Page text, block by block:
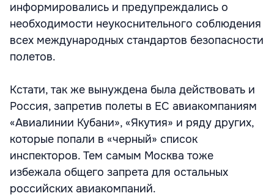
информировались и предупреждались о
необходимости неукоснительного соблюдения
всех международных стандартов безопасности
полетов.
Кстати, так же вынуждена была действовать и
Россия, запретив полеты в ЕС авиакомпаниям
«Авиалинии Кубани», «Якутия» и ряду других,
которые попали в «черный» список
инспекторов. Тем самым Москва тоже
избежала общего запрета для остальных
российских авиакомпаний.